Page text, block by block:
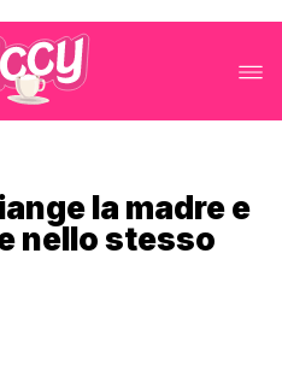
la madre e
nello stesso